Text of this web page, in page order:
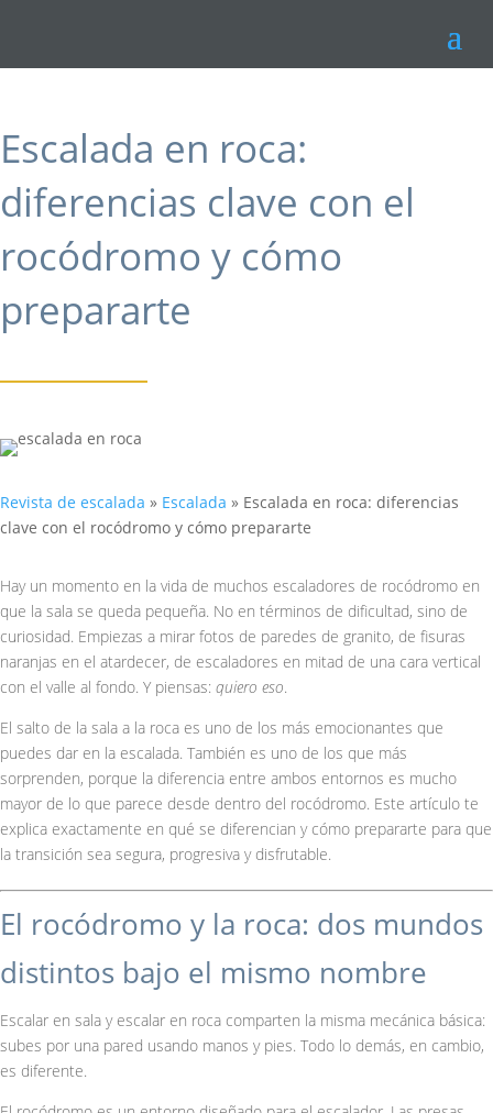
Escalada en roca:
diferencias clave con el
rocódromo y cómo
prepararte
Revista de escalada » Escalada » Escalada en roca: diferencias
clave con el rocódromo y cómo prepararte
Hay un momento en la vida de muchos escaladores de rocódromo en
que la sala se queda pequeña. No en términos de dificultad, sino de
curiosidad. Empiezas a mirar fotos de paredes de granito, de fisuras
naranjas en el atardecer, de escaladores en mitad de una cara vertical
con el valle al fondo. Y piensas: quiero eso.
El salto de la sala a la roca es uno de los más emocionantes que
puedes dar en la escalada. También es uno de los que más
sorprenden, porque la diferencia entre ambos entornos es mucho
mayor de lo que parece desde dentro del rocódromo. Este artículo te
explica exactamente en qué se diferencian y cómo prepararte para que
la transición sea segura, progresiva y disfrutable.
El rocódromo y la roca: dos mundos
distintos bajo el mismo nombre
Escalar en sala y escalar en roca comparten la misma mecánica básica:
subes por una pared usando manos y pies. Todo lo demás, en cambio,
es diferente.